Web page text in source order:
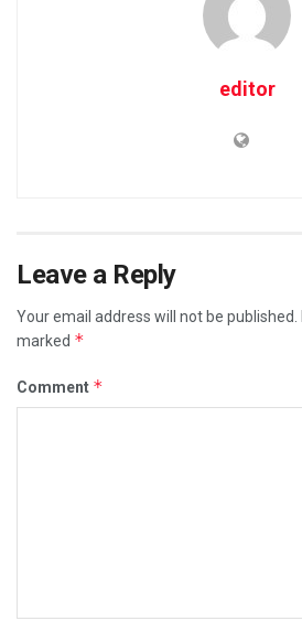
editor
Leave a Reply
Your email address will not be published.
marked *
Comment *